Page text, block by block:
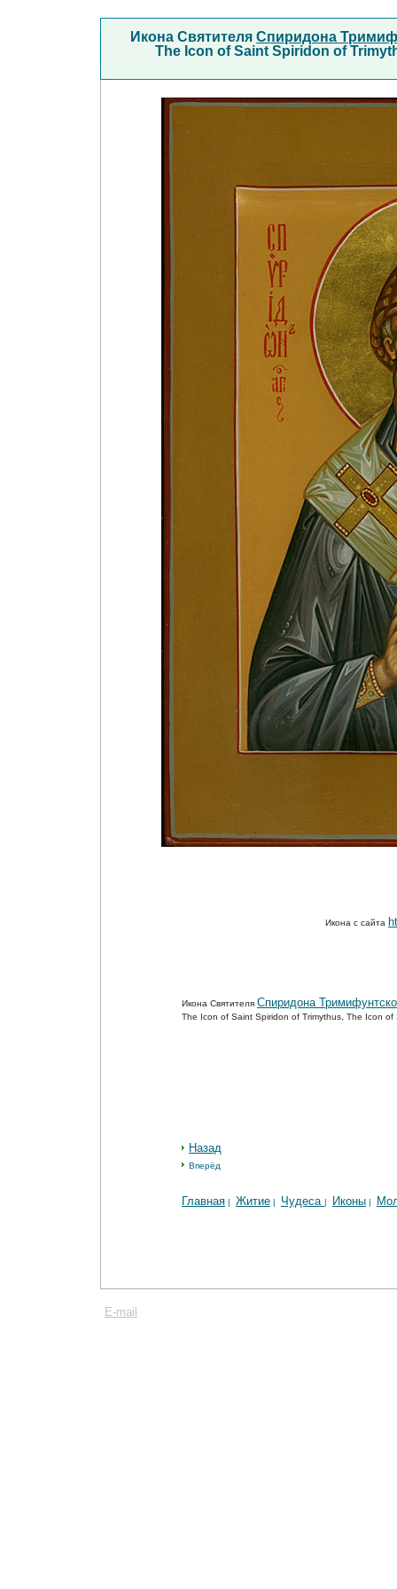
Икона Святителя Спиридона
The Icon of Saint Spiridon of
Икона с сайта
Икона Святителя Спиридона
The Icon of Saint Spiridon of Trimythus, The Icon
Назад
Вперёд
Главная | Житие | Чудеса | Иконы |
E-mail